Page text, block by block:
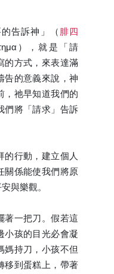
告訴神」（ 腓四
），就是「請
的方式，來表達滿
告的意義來說，神
，祂早知道我們的
們將「請求」告訴
的行動，建立個人
關係能使我們將原
與樂觀。
著一把刀。假若這
小孩的目光必會凝
媽持刀，小孩不但
移到蛋糕上，帶著